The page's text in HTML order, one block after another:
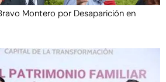
Montero por Desaparición en